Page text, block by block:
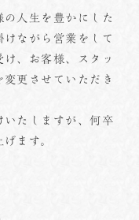
人生を豊かにした
ながら営業をして
、お客様、スタッ
更させていただき
いたしますが、何卒
ます。